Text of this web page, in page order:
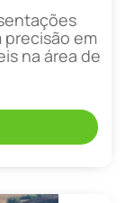
em
na área de